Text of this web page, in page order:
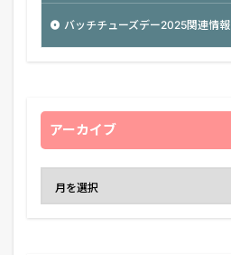
バッチチューズデー2025関連情報
アーカイブ